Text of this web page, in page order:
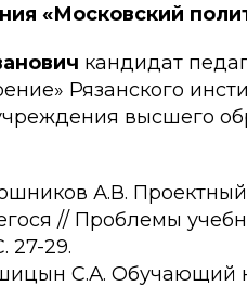
«Московский
кандидат
Рязанского
высшего
А.В. Проектный
// Проблемы
27-29.
С.А. Обучающий